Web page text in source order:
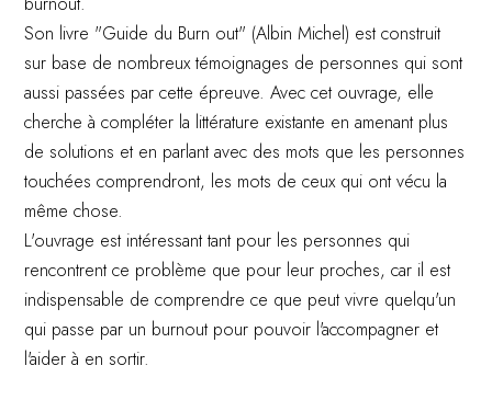
Son livre "Guide du Burn out" (Albin Michel) est construit
sur base de nombreux témoignages de personnes qui sont
aussi passées par cette épreuve. Avec cet ouvrage, elle
cherche à compléter la littérature existante en amenant plus
de solutions et en parlant avec des mots que les personnes
touchées comprendront, les mots de ceux qui ont vécu la
même chose.
L'ouvrage est intéressant tant pour les personnes qui
rencontrent ce problème que pour leur proches, car il est
indispensable de comprendre ce que peut vivre quelqu'un
qui passe par un burnout pour pouvoir l'accompagner et
l'aider à en sortir.